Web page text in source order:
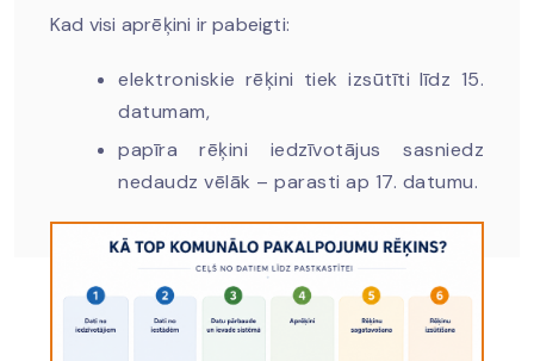
Kad visi aprēķini ir pabeigti:
elektroniskie rēķini tiek izsūtīti līdz 15.
datumam,
papīra rēķini iedzīvotājus sasniedz
nedaudz vēlāk – parasti ap 17. datumu.